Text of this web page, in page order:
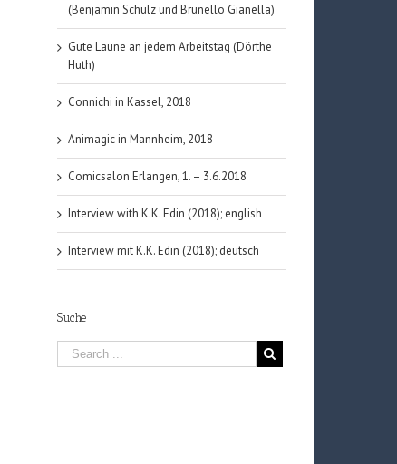
(Benjamin Schulz und Brunello Gianella)
Gute Laune an jedem Arbeitstag (Dörthe
Huth)
Connichi in Kassel, 2018
Animagic in Mannheim, 2018
Comicsalon Erlangen, 1. – 3.6.2018
Interview with K.K. Edin (2018); english
Interview mit K.K. Edin (2018); deutsch
Suche